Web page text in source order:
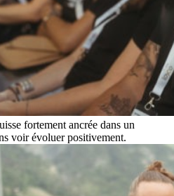
fortement ancrée dans un
voir évoluer positivement.